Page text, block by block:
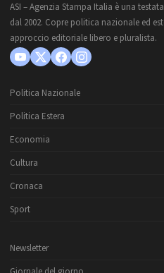
ASI – Agenzia Stampa Italia è una
dal 2002. Copre politica nazionale ed
approccio editoriale libero e pluralista.
Politica Nazionale
Politica Estera
Economia
Cultura
Cronaca
Sport
Newsletter